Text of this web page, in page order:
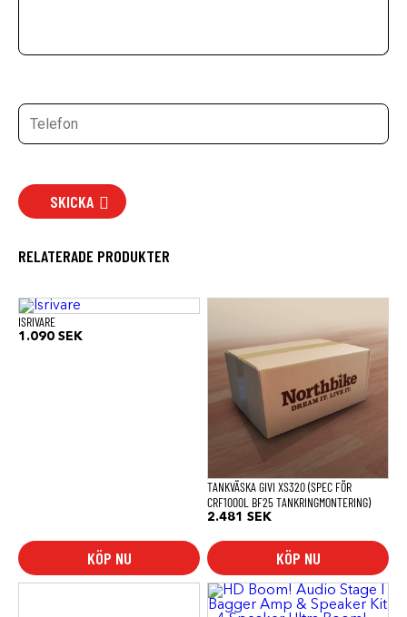
SKICKA
RELATERADE PRODUKTER
ISRIVARE
1.090 SEK
KÖP NU
TANKVÄSKA GIVI XS320 (SPEC FÖR
CRF1000L BF25 TANKRINGMONTERING)
2.481 SEK
KÖP NU